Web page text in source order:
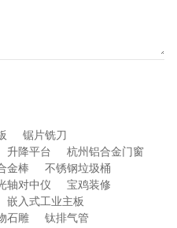
锯片铣刀
升降平台
杭州铝合金门窗
金棒
不锈钢垃圾桶
轴对中仪
宝鸡装修
嵌入式工业主板
石雕 钛排气管